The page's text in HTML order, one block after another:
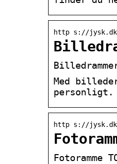
http s://jysk.dk
Med
personligt.
http s://jysk.dk
Fotoramme